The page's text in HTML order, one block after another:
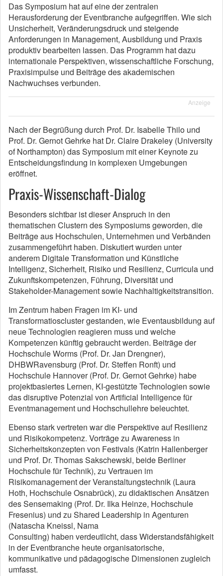
Das Symposium hat auf eine der zentralen
Herausforderung der Eventbranche aufgegriffen. Wie sich
Unsicherheit, Veränderungsdruck und steigende
Anforderungen in Management, Ausbildung und Praxis
produktiv bearbeiten lassen. Das Programm hat dazu
internationale Perspektiven, wissenschaftliche Forschung,
Praxisimpulse und Beiträge des akademischen
Nachwuchses verbunden.
Anzeige
Nach der Begrüßung durch Prof. Dr. Isabelle Thilo und
Prof. Dr. Gernot Gehrke hat Dr. Claire Drakeley (University
of Northampton) das Symposium mit einer Keynote zu
Entscheidungsfindung in komplexen Umgebungen
eröffnet.
Praxis-Wissenschaft-Dialog
Besonders sichtbar ist dieser Anspruch in den
thematischen Clustern des Symposiums geworden, die
Beiträge aus Hochschulen, Unternehmen und Verbänden
zusammengeführt haben. Diskutiert wurden unter
anderem Digitale Transformation und Künstliche
Intelligenz, Sicherheit, Risiko und Resilienz, Curricula und
Zukunftskompetenzen, Führung, Diversität und
Stakeholder-Management sowie Nachhaltigkeitstransition.
Im Zentrum haben Fragen im KI- und
Transformatioscluster gestanden, wie Eventausbildung auf
neue Technologien reagieren muss und welche
Kompetenzen künftig gebraucht werden. Beiträge der
Hochschule Worms (Prof. Dr. Jan Drengner),
DHBWRavensburg (Prof. Dr. Steffen Ronft) und
Hochschule Hannover (Prof. Dr. Gernot Gehrke) habe
projektbasiertes Lernen, KI-gestützte Technologien sowie
das disruptive Potenzial von Artificial Intelligence für
Eventmanagement und Hochschullehre beleuchtet.
Ebenso stark vertreten war die Perspektive auf Resilienz
und Risikokompetenz. Vorträge zu Awareness in
Sicherheitskonzepten von Festivals (Katrin Hallenberger
und Prof. Dr. Thomas Sakschewski, beide Berliner
Hochschule für Technik), zu Vertrauen im
Risikomanagement der Veranstaltungstechnik (Laura
Hoth, Hochschule Osnabrück), zu didaktischen Ansätzen
des Sensemaking (Prof. Dr. Ilka Heinze, Hochschule
Fresenius) und zu Shared Leadership in Agenturen
(Natascha Kneissl, Nama
Consulting) haben verdeutlicht, dass Widerstandsfähigkeit
in der Eventbranche heute organisatorische,
kommunikative und pädagogische Dimensionen zugleich
umfasst.